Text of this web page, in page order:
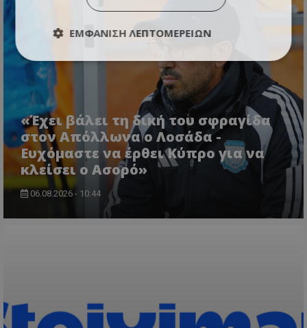
«Έχει βάλει τη δική του σφραγίδα
στον Απόλλωνα ο Λοσάδα -
Ευχόμαστε να έρθει Κύπρο για να
κλείσει ο Ασορό»
06.08.2026 - 10:44
ΕΜΦΆΝΙΣΗ ΛΕΠΤΟΜΕΡΕΙΏΝ